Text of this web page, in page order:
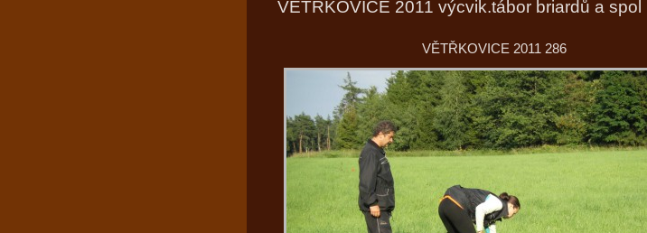
VĚTŘKOVICE 2011 výcvik.tábor briardů a spol
VĚTŘKOVICE 2011 286